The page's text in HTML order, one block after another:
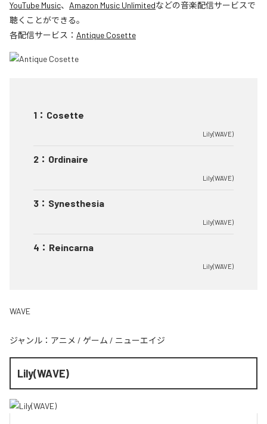
YouTube Music、 Amazon Music Unlimitedなどの音楽配信サービスで
聴くことができる。
各配信サービス： Antique Cosette
1 ： Cosette
Lily(WAVE)
2 ： Ordinaire
Lily(WAVE)
3 ： Synesthesia
Lily(WAVE)
4 ： Reincarna
Lily(WAVE)
WAVE
ジャンル： アニメ / ゲーム / ニューエイジ
Lily(WAVE)